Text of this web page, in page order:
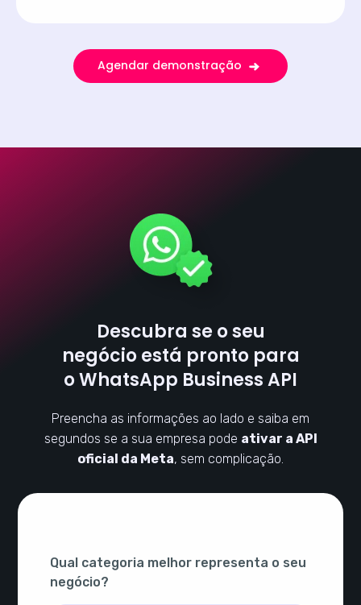
Agendar demonstração
Qual categoria melhor representa o seu
negócio?
Descubra se o seu
negócio está pronto para
o WhatsApp Business API
Preencha as informações ao lado e saiba em
segundos se a sua empresa pode ativar a API
oficial da Meta, sem complicação.